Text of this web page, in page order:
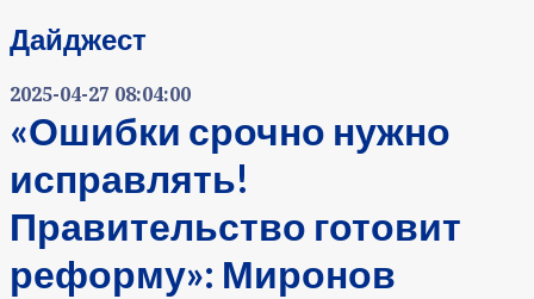
Дайджест
2025-04-27 08:04:00
«Ошибки срочно нужно
исправлять!
Правительство готовит
реформу»: Миронов